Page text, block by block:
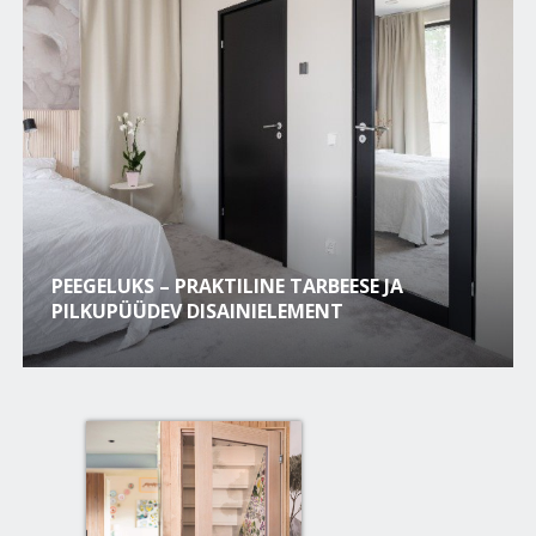
PEEGELUKS – PRAKTILINE TARBEESE JA
PILKUPÜÜDEV DISAINIELEMENT